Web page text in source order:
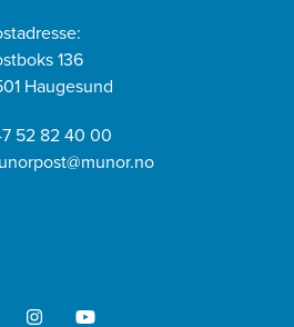
136
Haugesund
52 82 40 00